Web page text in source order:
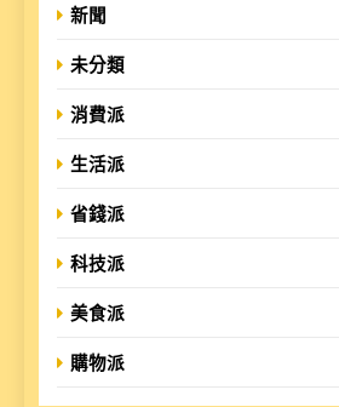
新聞
未分類
消費派
生活派
省錢派
科技派
美食派
購物派